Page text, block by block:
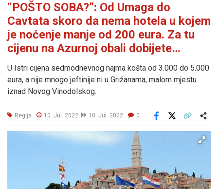
“POŠTO SOBA?”: Od Umaga do
Cavtata skoro da nema hotela u kojem
je noćenje manje od 200 eura. Za tu
cijenu na Azurnoj obali dobijete…
U Istri cijena sedmodnevnog najma košta od 3.000 do 5.000
eura, a nije mnogo jeftinije ni u Grižanama, malom mjestu
iznad Novog Vinodolskog.
Regija 10. Jul. 2022 10. Jul. 2022 0
Facebook